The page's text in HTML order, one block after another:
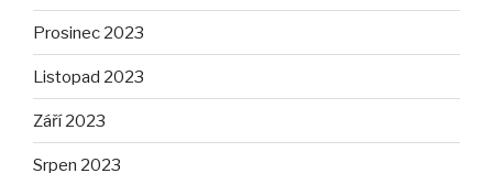
Prosinec 2023
Listopad 2023
Září 2023
Srpen 2023